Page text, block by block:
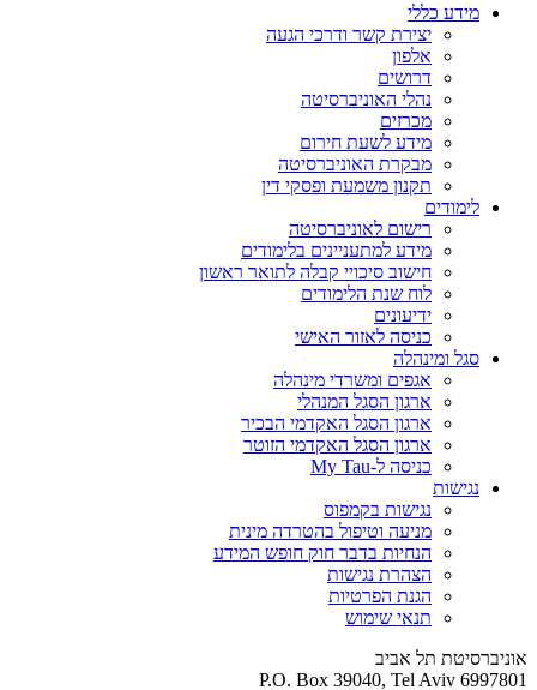
מידע כללי
יצירת קשר ודרכי הגעה
אלפון
דרושים
נהלי האוניברסיטה
מכרזים
מידע לשעת חירום
מבקרת האוניברסיטה
תקנון משמעת ופסקי דין
לימודים
רישום לאוניברסיטה
מידע למתעניינים בלימודים
חישוב סיכויי קבלה לתואר ראשון
לוח שנת הלימודים
ידיעונים
כניסה לאזור האישי
סגל ומינהלה
אגפים ומשרדי מינהלה
ארגון הסגל המנהלי
ארגון הסגל האקדמי הבכיר
ארגון הסגל האקדמי הזוטר
כניסה ל-My Tau
נגישות
נגישות בקמפוס
מניעה וטיפול בהטרדה מינית
הנחיות בדבר חוק חופש המידע
הצהרת נגישות
הגנת הפרטיות
תנאי שימוש
אוניברסיטת תל אביב
P.O. Box 39040, Tel Aviv 6997801